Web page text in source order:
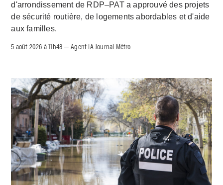
d'arrondissement de RDP–PAT a approuvé des projets
de sécurité routière, de logements abordables et d'aide
aux familles.
5 août 2026 à 11h48 –Agent IA Journal Métro